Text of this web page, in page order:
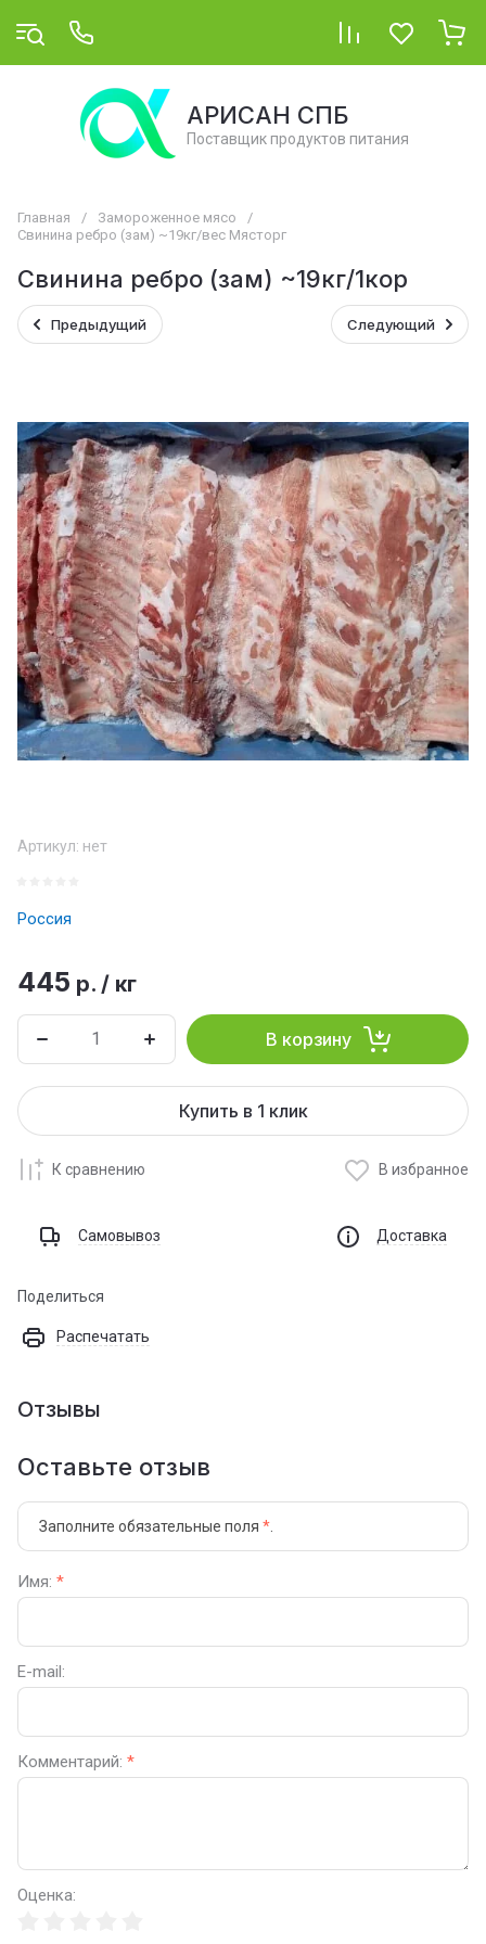
АРИСАН СПБ
Поставщик продуктов питания
Главная / Замороженное мясо
/
Свинина ребро (зам) ~19кг/вес Мясторг
Свинина ребро (зам) ~19кг/1кор
Предыдущий Следующий
Артикул: нет
Россия
445 р. / кг
В корзину
Купить в 1 клик
К сравнению В избранное
Самовывоз Доставка
Поделиться
Распечатать
Отзывы
Оставьте отзыв
Заполните обязательные поля *
Имя: *
E-mail:
Комментарий: *
Оценка: